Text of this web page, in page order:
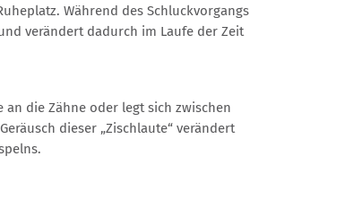
Während des Schluckvorgangs
verändert dadurch im Laufe der Zeit
an die Zähne oder legt sich zwischen
dieser „Zischlaute“ verändert